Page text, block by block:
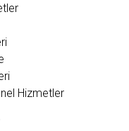
Hizmetler